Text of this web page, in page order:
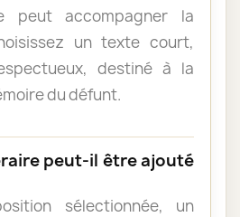
peut accompagner la
un texte court,
destiné à la
du défunt.
peut-il être ajouté
sélectionnée, un